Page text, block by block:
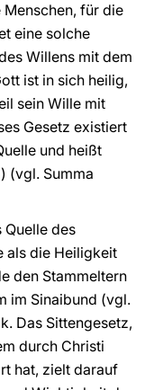
Menschen, für die
eine solche
Willens mit dem
ist in sich heilig,
sein Wille mit
Gesetz existiert
und heißt
(vgl. Summa
Quelle des
als die Heiligkeit
den Stammeltern
im Sinaibund (vgl.
Das Sittengesetz,
durch Christi
hat, zielt darauf